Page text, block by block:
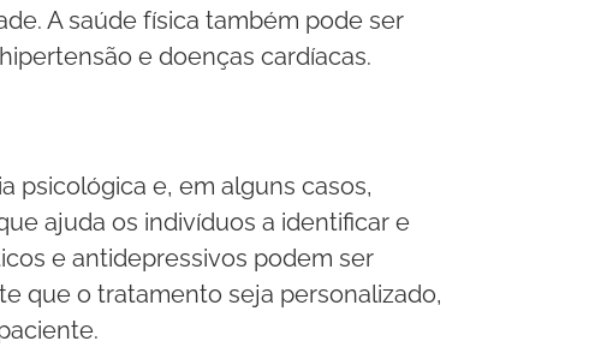
A saúde física também pode ser
e doenças cardíacas.
psicológica e, em alguns casos,
ajuda os indivíduos a identificar e
e antidepressivos podem ser
que o tratamento seja personalizado,